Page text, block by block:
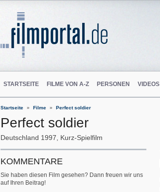
STARTSEITE FILME VON A-Z PERSONEN VIDEOS
Startseite Filme Perfect soldier
Perfect soldier
Deutschland 1997 Kurz-Spielfilm
KOMMENTARE
Sie haben diesen Film gesehen? Dann freuen wir uns
auf Ihren Beitrag!